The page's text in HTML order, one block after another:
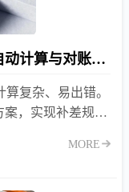
补差业务管理难？专业钢贸ERP自动计算与对账解决方案
复杂、易出错。
案，实现补差规则
MORE